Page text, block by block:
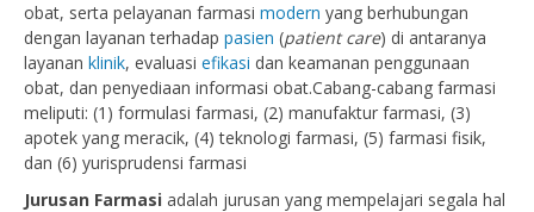
obat, serta pelayanan farmasi modern yang berhubungan
dengan layanan terhadap pasien (patient care) di antaranya
layanan klinik, evaluasi efikasi dan keamanan penggunaan
obat, dan penyediaan informasi obat.Cabang-cabang farmasi
meliputi: (1) formulasi farmasi, (2) manufaktur farmasi, (3)
apotek yang meracik, (4) teknologi farmasi, (5) farmasi fisik,
dan (6) yurisprudensi farmasi
Jurusan Farmasi adalah jurusan yang mempelajari segala hal